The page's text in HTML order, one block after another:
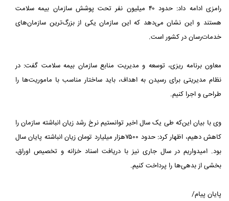
رامزی ادامه داد: حدود ۴۰ میلیون نفر تحت پوشش سازمان بیمه سلامت
هستند و این نشان می‌دهد که این سازمان یکی از بزرگ‌ترین ‏سازمان‌های
خدمات‌رسان در کشور است.
معاون برنامه ریزی، توسعه و مدیریت منابع سازمان بیمه سلامت گفت: در
نظام مدیریتی برای رسیدن به اهداف، باید ساختار مناسب ‏با ماموریت‌ها را
طراحی و اجرا کنیم.‏
وی با بیان این‌که طی یک سال اخیر توانستیم نرخ رشد زیان انباشته سازمان را
کاهش دهیم، اظهار کرد: حدود ۷۵۰۰هزار میلیارد تومان ‏زیان انباشته پایان سال
بود. امیدواریم در سال جاری نیز با دریافت اسناد خزانه و تخصیص اوراق،
بخشی از بدهی‌ها را پرداخت کنیم.‏
پایان پیام/